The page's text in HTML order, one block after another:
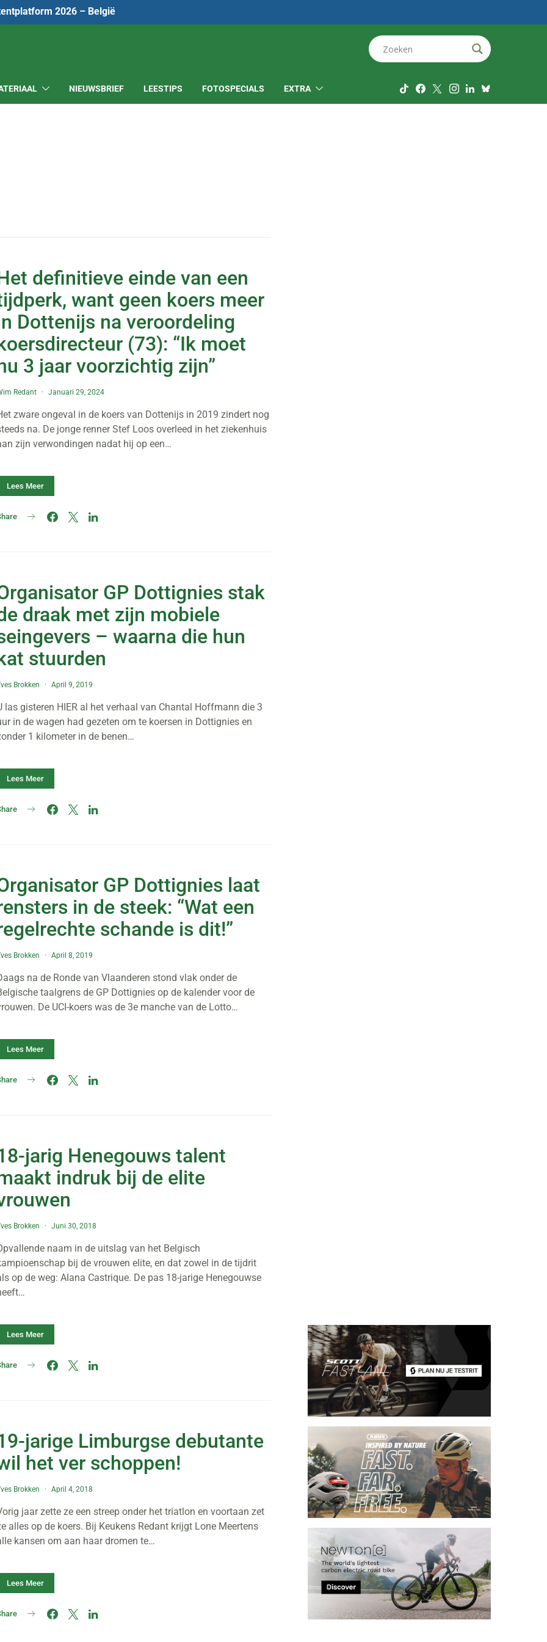
2026 – België
NIEUWSBRIEF LEESTIPS FOTOSPECIALS EXTRA
definitieve einde van een
want geen koers meer
Dottenijs na veroordeling
(73): “Ik moet
3 jaar voorzichtig zijn”
Redant Januari 29, 2024
zware ongeval in de koers van Dottenijs in 2019 zindert nog
na. De jonge renner Stef Loos overleed in het ziekenhuis
zijn verwondingen nadat hij op een…
Lees Meer
GP Dottignies stak
draak met zijn mobiele
– waarna die hun
stuurden
Brokken April 9, 2019
las gisteren HIER al het verhaal van Chantal Hoffmann die 3
in de wagen had gezeten om te koersen in Dottignies en
1 kilometer in de benen…
Lees Meer
GP Dottignies laat
in de steek: “Wat een
schande is dit!”
Brokken April 8, 2019
na de Ronde van Vlaanderen stond vlak onder de
taalgrens de GP Dottignies op de kalender voor de
De UCI-koers was de 3e manche van de Lotto…
Lees Meer
jarig Henegouws talent
indruk bij de elite
Brokken Juni 30, 2018
naam in de uitslag van het Belgisch
bij de vrouwen elite, en dat zowel in de tijdrit
op de weg: Alana Castrique. De pas 18-jarige Henegouwse
Lees Meer
jarige Limburgse debutante
het ver schoppen!
Brokken April 4, 2018
jaar zette ze een streep onder het triatlon en voortaan zet
alles op de koers. Bij Keukens Redant krijgt Lone Meertens
kansen om aan haar dromen te…
Lees Meer